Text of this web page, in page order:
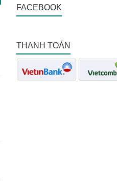
FACEBOOK
THANH TOÁN